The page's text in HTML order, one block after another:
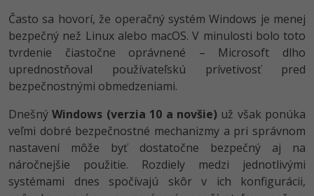
VB.NET
SQL
Algoritmy -41%
Umelá inteligencia -10%
Time management
Fórum
Siete
Kybernetická bezpečnost
Často sa hovorí, že operačný systém Windows je menej
bezpečný než Linux alebo macOS. V minulosti bolo toto
tvrdenie čiastočne oprávnené – Microsoft dlho
uprednostňoval používateľskú prívetivosť pred
bezpečnostnými obmedzeniami.
DnešnýWindows (verzia 10 a novšie)už však ponúka
veľmi dobré bezpečnostné mechanizmy a pri správnom
nastavení môže byť dostatočne bezpečný aj na
náročnejšie použitie. Rozdiely medzi jednotlivými
systémami dnes spočívajú skôr v ich konfigurácii,